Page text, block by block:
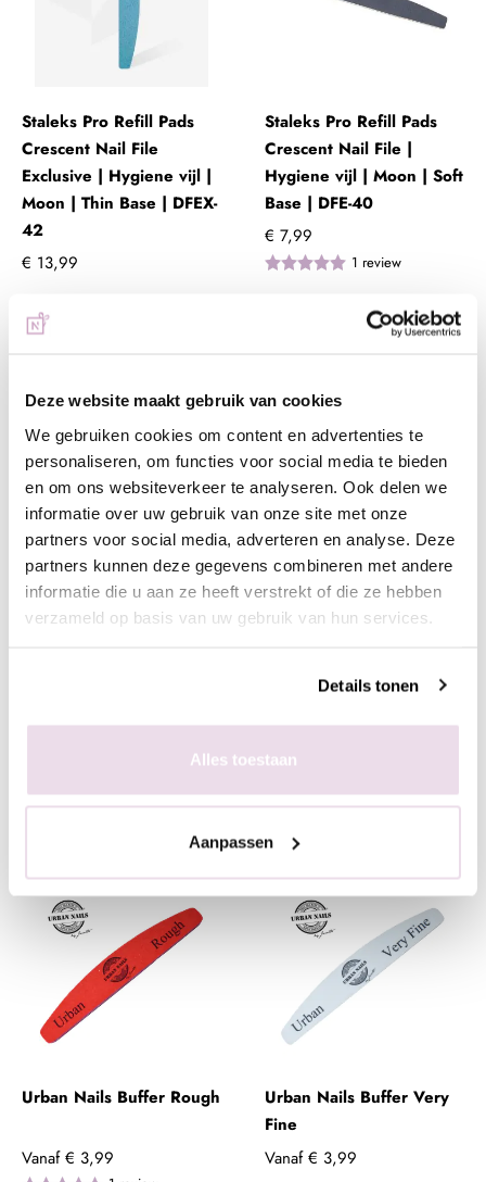
Deze website maakt gebruik van cookies
We gebruiken cookies om content en advertenties te
personaliseren, om functies voor social media te bieden
en om ons websiteverkeer te analyseren. Ook delen we
informatie over uw gebruik van onze site met onze
partners voor social media, adverteren en analyse. Deze
partners kunnen deze gegevens combineren met andere
informatie die u aan ze heeft verstrekt of die ze hebben
verzameld op basis van uw gebruik van hun services.
Details tonen
Alles toestaan
Aanpassen
Staleks Pro Refill Pads
Crescent Nail File
Exclusive | Hygiene vijl |
Moon | Thin Base | DFEX-
42
€ 13,99
Staleks Pro Refill Pads
Crescent Nail File |
Hygiene vijl | Moon | Soft
Base | DFE-40
€ 7,99
1 review
+ In winkelwagen
Medium
Urban Nails Buffer Rough
Vanaf € 3,99
Urban Nails Buffer Very
Fine
Vanaf € 3,99